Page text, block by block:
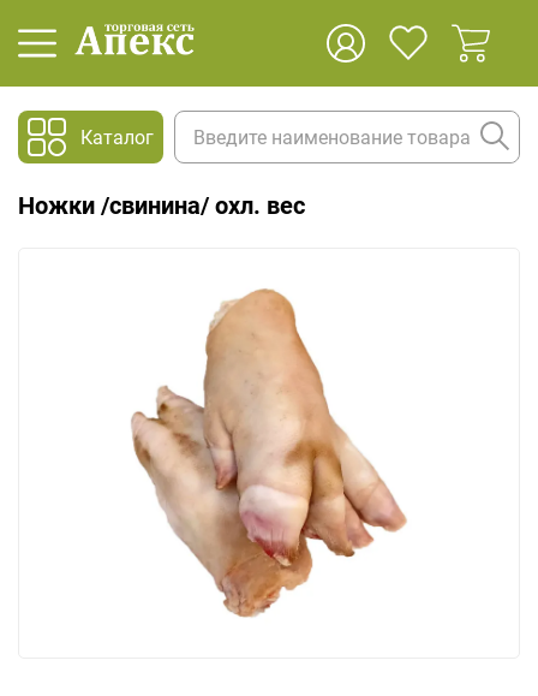
Каталог
Ножки /свинина/ охл. вес